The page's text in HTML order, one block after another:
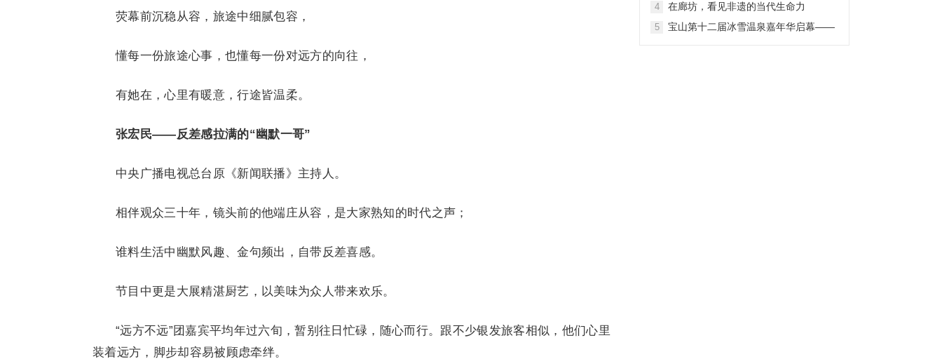
荧幕前沉稳从容，旅途中细腻包容，
懂每一份旅途心事，也懂每一份对远方的向往，
有她在，心里有暖意，行途皆温柔。
张宏民——反差感拉满的“幽默一哥”
中央广播电视总台原《新闻联播》主持人。
相伴观众三十年，镜头前的他端庄从容，是大家熟知的时代之声；
谁料生活中幽默风趣、金句频出，自带反差喜感。
节目中更是大展精湛厨艺，以美味为众人带来欢乐。
“远方不远”团嘉宾平均年过六旬，暂别往日忙碌，随心而行。跟不少银发旅客相似，他们心里
装着远方，脚步却容易被顾虑牵绊。
4 在廊坊，看见非遗的当代生命力
5
宝山第十二届冰雪温泉嘉年华启幕——